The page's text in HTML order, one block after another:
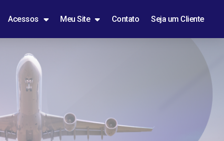
Acessos Meu Site Contato Seja um Cliente